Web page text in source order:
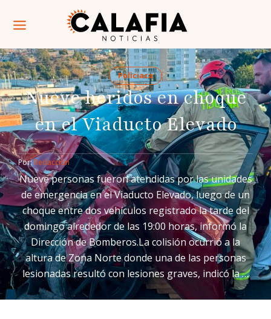
Policiaca
Nueve heridos en choque
en el Viaducto Elevado
Por: Redacción
Nueve personas fueron atendidas por las unidades
de emergencia en el Viaducto Elevado, luego de un
choque entre dos vehículos registrado la tarde del
domingo alrededor de las 19:00 horas, informó la
Dirección de Bomberos.La colisión ocurrió a la
altura de Zona Norte donde una de las personas
lesionadas resultó con lesiones graves, indicó la …